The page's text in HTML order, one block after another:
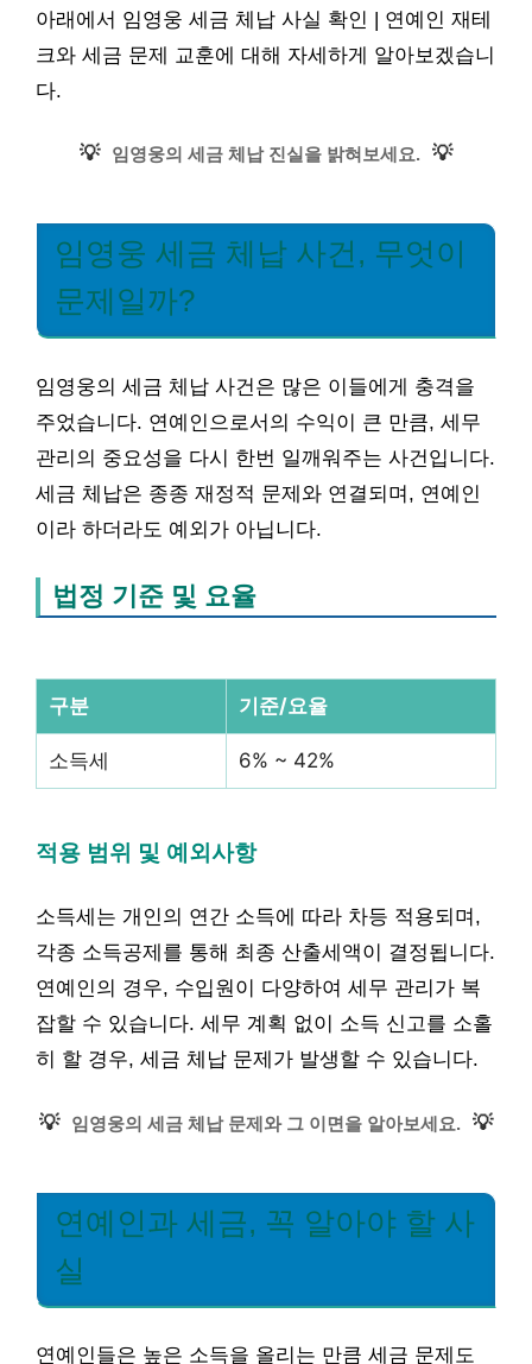
아래에서 임영웅 세금 체납 사실 확인 | 연예인 재테
크와 세금 문제 교훈에 대해 자세하게 알아보겠습니
다.
💡 임영웅의 세금 체납 진실을 밝혀보세요. 💡
임영웅 세금 체납 사건, 무엇이
문제일까?
임영웅의 세금 체납 사건은 많은 이들에게 충격을
주었습니다. 연예인으로서의 수익이 큰 만큼, 세무
관리의 중요성을 다시 한번 일깨워주는 사건입니다.
세금 체납은 종종 재정적 문제와 연결되며, 연예인
이라 하더라도 예외가 아닙니다.
법정 기준 및 요율
구분 기준/요율
소득세 6% ~ 42%
적용 범위 및 예외사항
소득세는 개인의 연간 소득에 따라 차등 적용되며,
각종 소득공제를 통해 최종 산출세액이 결정됩니다.
연예인의 경우, 수입원이 다양하여 세무 관리가 복
잡할 수 있습니다. 세무 계획 없이 소득 신고를 소홀
히 할 경우, 세금 체납 문제가 발생할 수 있습니다.
💡 임영웅의 세금 체납 문제와 그 이면을 알아보세요. 💡
연예인과 세금, 꼭 알아야 할 사
실
연예인들은 높은 소득을 올리는 만큼 세금 문제도